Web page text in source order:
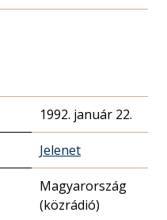
1992. január 22.
Jelenet
Magyarország
(közrádió)